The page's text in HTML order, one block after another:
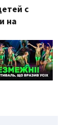
с
на